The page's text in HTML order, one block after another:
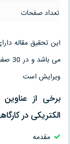
تعداد صفحات
این تحقیق مقاله
ویرایش است
برخی از
الکتریکی در
مقدمه